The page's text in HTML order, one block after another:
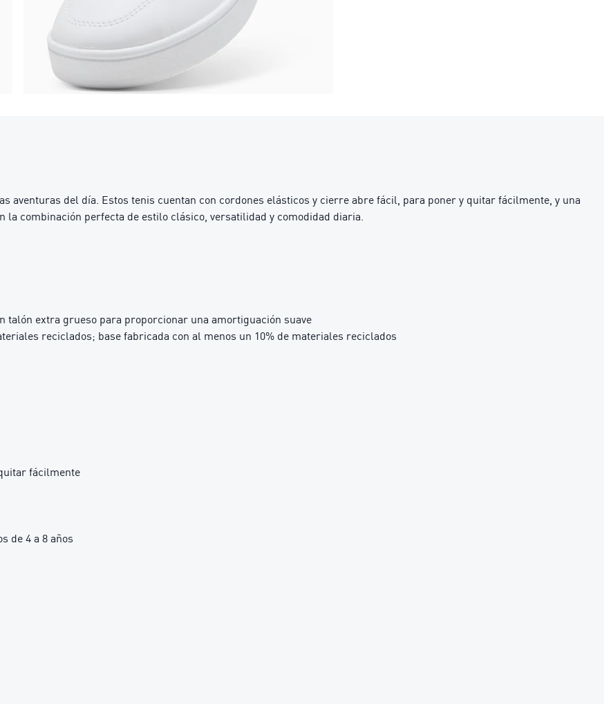
aventuras del día. Estos tenis cuentan con cordones elásticos y cierre abre fácil, para poner y quitar fácilmente, y una
la combinación perfecta de estilo clásico, versatilidad y comodidad diaria.
talón extra grueso para proporcionar una amortiguación suave
reciclados; base fabricada con al menos un 10% de materiales reciclados
fácilmente
de 4 a 8 años